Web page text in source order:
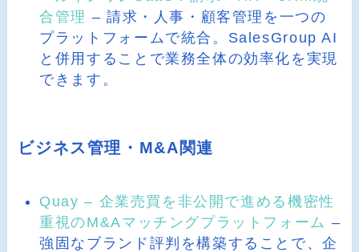
合管理 – 請求・人事・顧客管理を一つの
プラットフォームで統合。SalesGroup AI
と併用することで業務全体の効率化を実現
できます。
ビジネス管理・M&A関連
Quay – 企業売買を非公開で進める機密性
重視のM&Aマッチングプラットフォーム –
強固なブランド評判を構築することで、企